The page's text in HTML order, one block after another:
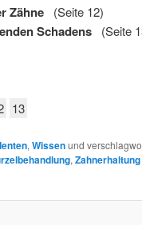
Zähne (Seite 12)
Schadens (Seite
13
, Wissenund
, Zahnerhaltung